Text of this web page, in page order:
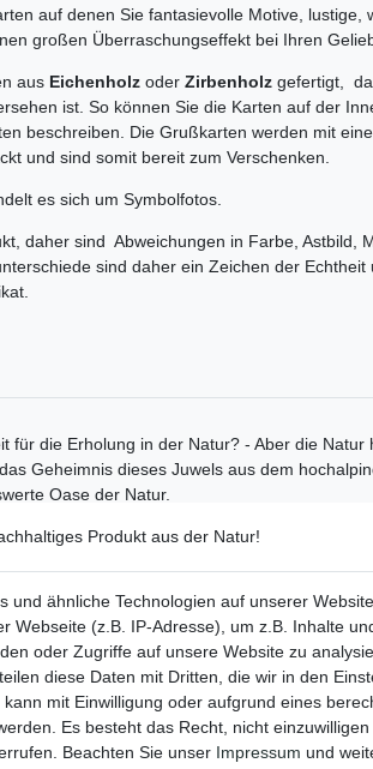
auf denen Sie fantasievolle Motive, lustige,
großen Überraschungseffekt bei Ihren
aus Eichenholz oder Zirbenholz gefertigt,
ist. So können Sie die Karten auf der
beschreiben. Die Grußkarten werden mit
und sind somit bereit zum Verschenken.
es sich um Symbolfotos.
daher sind Abweichungen in Farbe, Astbild,
sind daher ein Zeichen der
für die Erholung in der Natur? - Aber die
Geheimnis dieses Juwels aus dem
Oase der Natur.
Produkt aus der Natur!
und ähnliche Technologien auf unserer
Webseite (z.B. IP-Adresse), um z.B. Inhalte
oder Zugriffe auf unsere Website zu
diese Daten mit Dritten, die wir in den
mit Einwilligung oder aufgrund eines
Es besteht das Recht, nicht
Beachten Sie unser Impressum und